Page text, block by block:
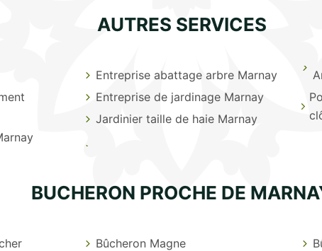
AUTRES SERVICES
Entreprise abattage arbre Marnay
Entreprise de jardinage Marnay
Jardinier taille de haie Marnay
BUCHERON PROCHE DE
Bûcheron Magne